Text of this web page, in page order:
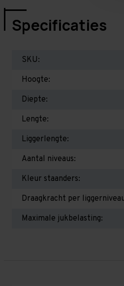
Specificaties
SKU:
Hoogte:
Diepte:
Lengte:
Liggerlengte:
Aantal niveaus:
Kleur staanders:
Draagkracht per
Maximale jukbelasting: